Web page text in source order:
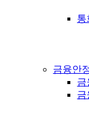
통
금융안
금
금